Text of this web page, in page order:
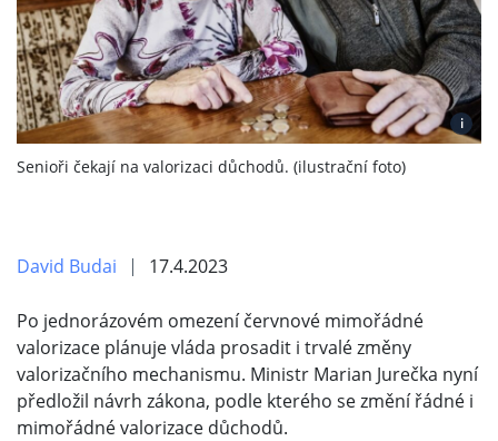
i
Senioři čekají na valorizaci důchodů. (ilustrační foto)
David Budai 17.4.2023
Po jednorázovém omezení červnové mimořádné
valorizace plánuje vláda prosadit i trvalé změny
valorizačního mechanismu. Ministr Marian Jurečka nyní
předložil návrh zákona, podle kterého se změní řádné i
mimořádné valorizace důchodů.